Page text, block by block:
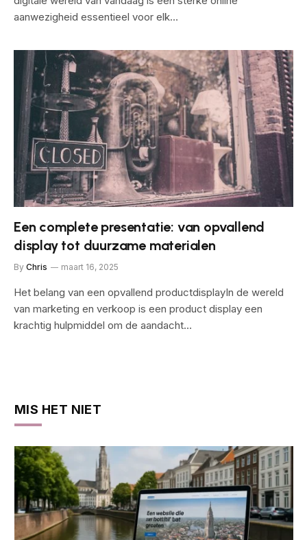
aanwezigheid essentieel voor elk…
Een complete presentatie: van opvallend
display tot duurzame materialen
By Chris maart 16, 2025
Het belang van een opvallend productdisplayIn de wereld
van marketing en verkoop is een product display een
krachtig hulpmiddel om de aandacht…
MIS HET NIET